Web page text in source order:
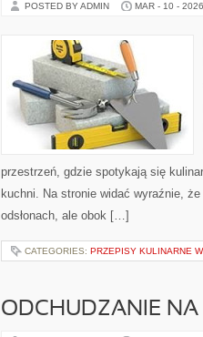
POSTED BY ADMIN MAR - 10 - 2026
przestrzeń, gdzie spotykają się
kuchni. Na stronie widać wyraźnie,
odsłonach, ale obok […]
CATEGORIES: PRZEPISY KULINARNE
ODCHUDZANIE NA